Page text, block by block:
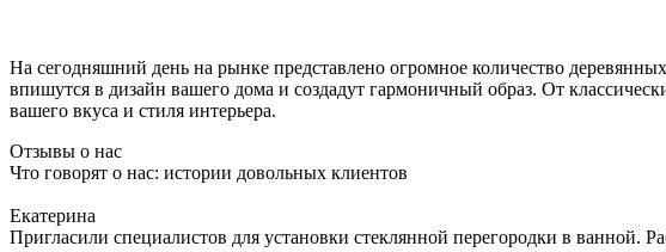
На сегодняшний день на рынке представлено огромное количество
впишутся в дизайн вашего дома и создадут гармоничный образ. От
вашего вкуса и стиля интерьера.
Отзывы о нас
Что говорят о нас: истории довольных клиентов
Екатерина
Пригласили специалистов для установки стеклянной перегородки в ванной.